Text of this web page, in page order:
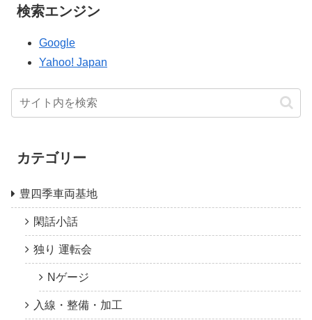
検索エンジン
Google
Yahoo! Japan
カテゴリー
豊四季車両基地
閑話小話
独り 運転会
Nゲージ
入線・整備・加工